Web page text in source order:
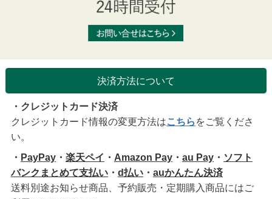
決済方法について
・クレジットカード決済
クレジットカード情報の変更方法はこちら をご覧くださ
い。
・ PayPay・ 楽天ペイ ・ Amazon Pay・ au Pay・ ソフト
バンクまとめて支払い・ d払い・ auかんたん決済
送料別途お知らせ商品、予約販売・定期購入商品にはご